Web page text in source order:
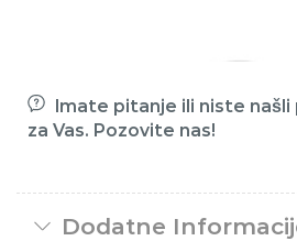
Imate pitanje ili niste
za Vas. Pozovite nas!
Dodatne